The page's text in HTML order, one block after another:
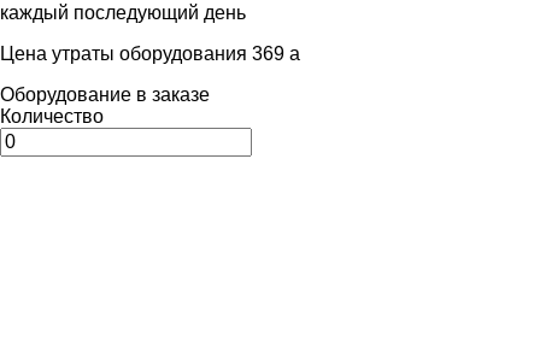
каждый последующий день
Цена утраты оборудования 369 a
Оборудование в заказе
Количество